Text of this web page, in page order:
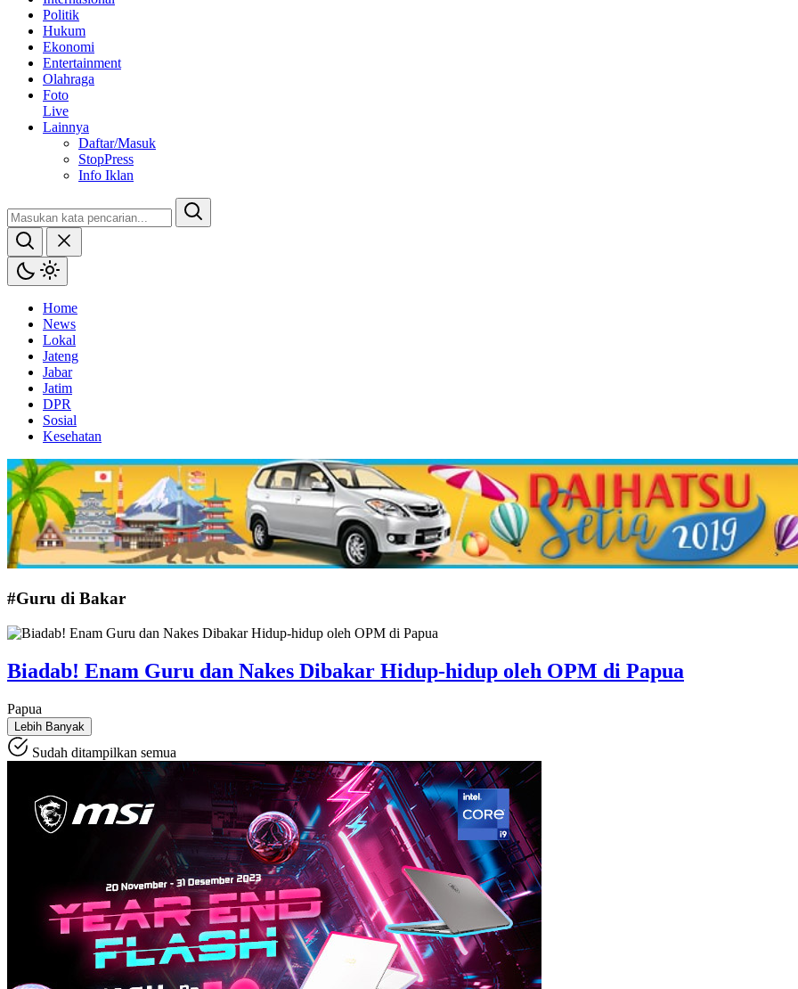
Politik
Hukum
Ekonomi
Entertainment
Olahraga
Foto
Live
Lainnya
Daftar/Masuk
StopPress
Info Iklan
Home
News
Lokal
Jateng
Jabar
Jatim
DPR
Sosial
Kesehatan
#Guru di Bakar
Biadab! Enam Guru dan Nakes Dibakar Hidup-hidup oleh OPM di Papua
Papua
Lebih Banyak
Sudah ditampilkan semua